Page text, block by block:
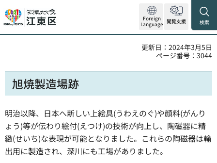
Foreign
Language 閲覧支援 検索
更新日：2024年3月5日
ページ番号：3044
旭焼製造場跡
明治以降、日本へ新しい上絵具(うわえのぐ)や顔料(がんり
ょう)等が伝わり絵付(えつけ)の技術が向上し、陶磁器に精
緻(せいち)な表現が可能となりました。これらの陶磁器は輸
出用に製造され、深川にも工場がありました。